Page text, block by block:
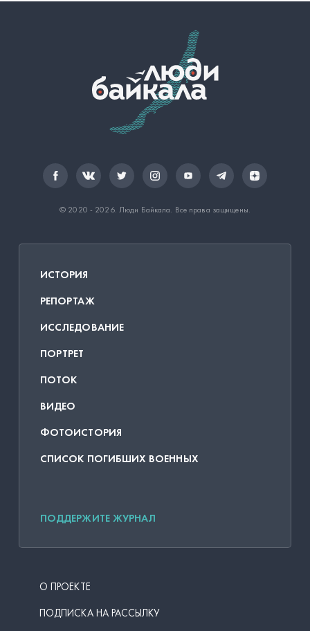
© 2020 - 2026. Люди Байкала. Все права защищены.
ИСТОРИЯ
РЕПОРТАЖ
ИССЛЕДОВАНИЕ
ПОРТРЕТ
ПОТОК
ВИДЕО
ФОТОИСТОРИЯ
СПИСОК ПОГИБШИХ ВОЕННЫХ
ПОДДЕРЖИТЕ ЖУРНАЛ
О ПРОЕКТЕ
ПОДПИСКА НА РАССЫЛКУ